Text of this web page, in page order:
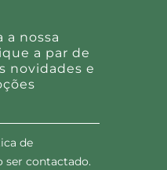
a nossa
a par de
novidades e
de
ser contactado.